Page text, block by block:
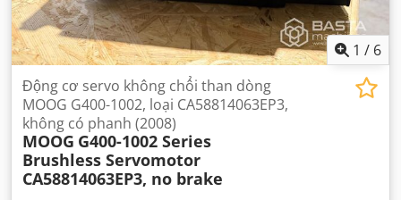
1 / 6
Động cơ servo không chổi than dòng
MOOG G400-1002, loại CA58814063EP3,
không có phanh (2008)
MOOG G400-1002 Series
Brushless Servomotor
CA58814063EP3, no brake